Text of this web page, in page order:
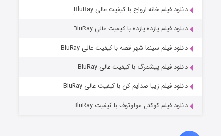
دانلود فیلم خانه ارواح با کیفیت عالی BluRay
دانلود فیلم یازده یازده با کیفیت عالی BluRay
دانلود فیلم سینما شهر قصه با کیفیت عالی BluRay
دانلود فیلم پیشمرگ با کیفیت عالی BluRay
دانلود فیلم زیبا صدایم کن با کیفیت عالی BluRay
دانلود فیلم کوکتل مولوتوف با کیفیت BluRay